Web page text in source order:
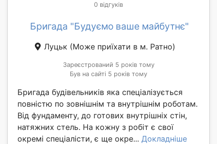
0 відгуків
Бригада "Будуємо ваше майбутнє"
Луцьк (Може приїхати в м. Ратно)
Зареєстрований 5 років тому
Був на сайті 5 років тому
Бригада будівельників яка спеціалізується
повністю по зовнішнім та внутрішнім роботам.
Від фундаменту, до готових внутрішніх стін,
натяжних стель. На кожну з робіт є свої
окремі спеціалісти, є ще окре... Докладніше